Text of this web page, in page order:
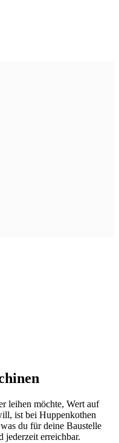
leihen möchte, Wert auf
ist bei Huppenkothen
du für deine Baustelle
jederzeit erreichbar.